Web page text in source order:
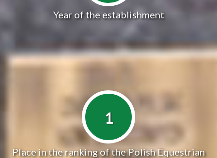
Year of the establishment
1
Place in the ranking of the Polish Equestrian